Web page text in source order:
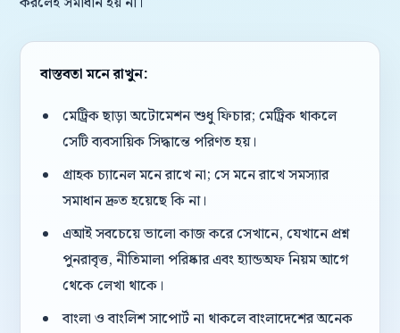
বাস্তবতা মনে রাখুন:
মেট্রিক ছাড়া অটোমেশন শুধু ফিচার; মেট্রিক থাকলে
সেটি ব্যবসায়িক সিদ্ধান্তে পরিণত হয়।
গ্রাহক চ্যানেল মনে রাখে না; সে মনে রাখে সমস্যার
সমাধান দ্রুত হয়েছে কি না।
এআই সবচেয়ে ভালো কাজ করে সেখানে, যেখানে প্রশ্ন
পুনরাবৃত্ত, নীতিমালা পরিষ্কার এবং হ্যান্ডঅফ নিয়ম আগে
থেকে লেখা থাকে।
বাংলা ও বাংলিশ সাপোর্ট না থাকলে বাংলাদেশের অনেক